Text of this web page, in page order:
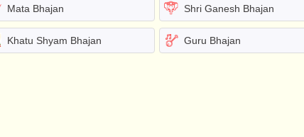
Mata Bhajan Shri Ganesh Bhajan
Khatu Shyam Bhajan Guru Bhajan